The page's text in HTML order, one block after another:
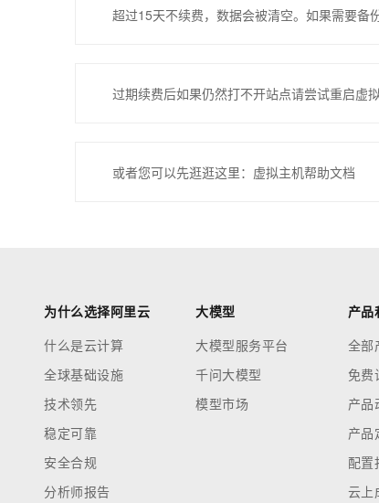
超过15天不续费，数据会被清空。如果需要备
过期续费后如果仍然打不开站点请尝试重启虚
或者您可以先逛逛这里：虚拟主机帮助文档